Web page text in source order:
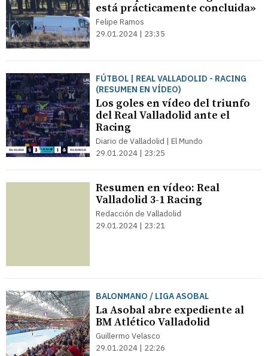
está prácticamente concluida»
Felipe Ramos
29.01.2024 | 23:35
FÚTBOL | REAL VALLADOLID - RACING
(RESUMEN EN VÍDEO)
Los goles en vídeo del triunfo
del Real Valladolid ante el
Racing
Diario de Valladolid | El Mundo
29.01.2024 | 23:25
Resumen en vídeo: Real
Valladolid 3-1 Racing
Redacción de Valladolid
29.01.2024 | 23:21
BALONMANO / LIGA ASOBAL
La Asobal abre expediente al
BM Atlético Valladolid
Guillermo Velasco
29.01.2024 | 22:26